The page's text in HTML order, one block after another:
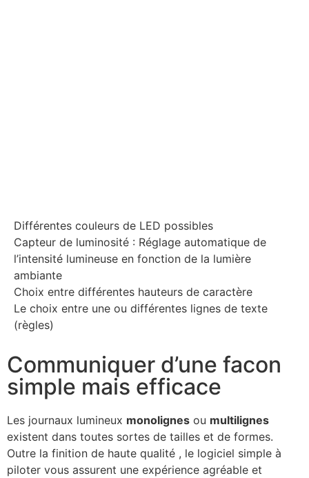
Différentes couleurs de LED possibles
Capteur de luminosité : Réglage automatique de
l’intensité lumineuse en fonction de la lumière
ambiante
Choix entre différentes hauteurs de caractère
Le choix entre une ou différentes lignes de texte
(règles)
Communiquer d’une facon
simple mais efficace
Les journaux lumineux monolignes ou multilignes
existent dans toutes sortes de tailles et de formes.
Outre la finition de haute qualité , le logiciel simple à
piloter vous assurent une expérience agréable et